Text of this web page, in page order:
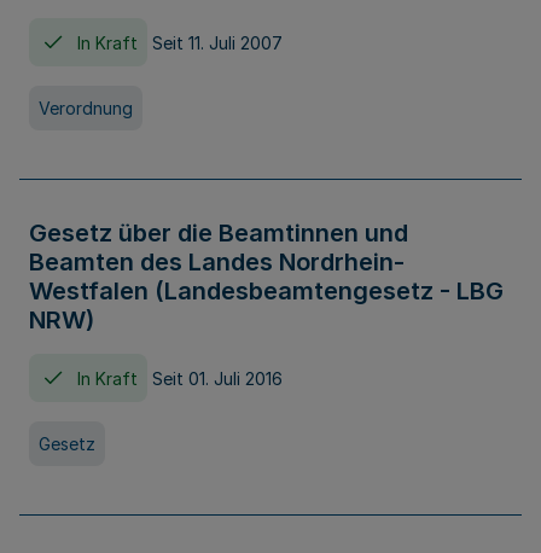
In Kraft Seit 11. Juli 2007
Verordnung
Gesetz über die Beamtinnen und
Beamten des Landes Nordrhein-
Westfalen (Landesbeamtengesetz - LBG
NRW)
In Kraft Seit 01. Juli 2016
Gesetz